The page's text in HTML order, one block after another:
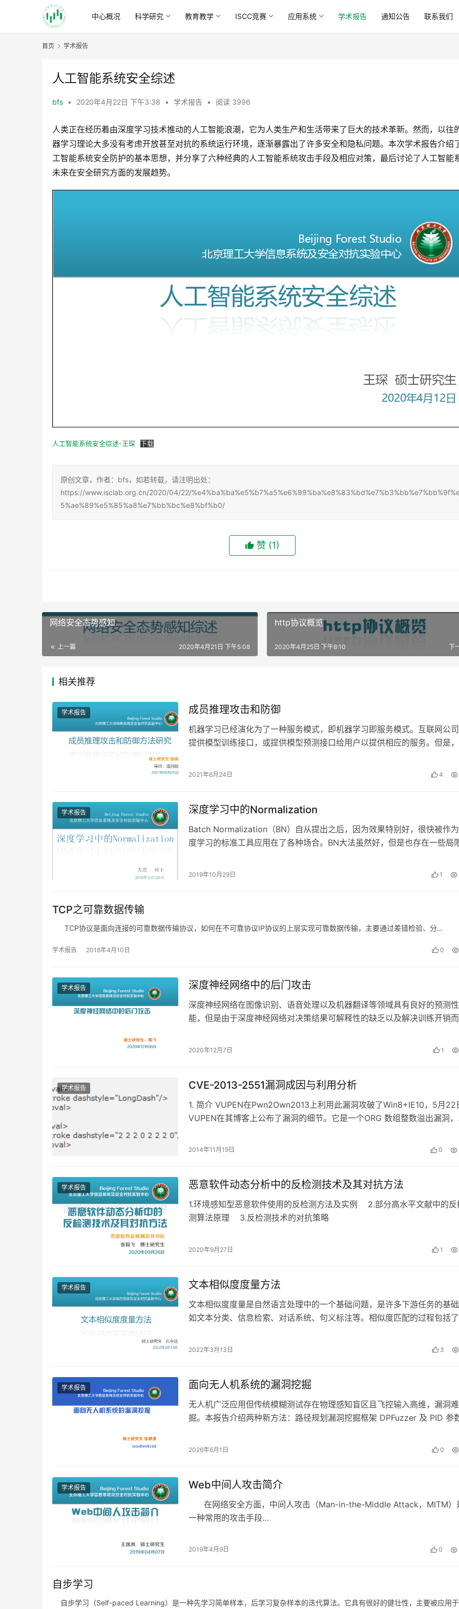
中心概况 科学研究 教育教学 ISCC竞赛 应用系统 学术报告 通知公告 联系我们
首页 学术报告
人工智能系统安全综述
bfs • 2020年4月22日 下午3:38 • 学术报告 • 阅读 3996
人类正在经历着由深度学习技术推动的人工智能浪潮，它为人类生产和生活带来了巨大的技术革新。然而，以往
器学习理论大多没有考虑开放甚至对抗的系统运行环境，逐渐暴露出了许多安全和隐私问题。本次学术报告介绍
工智能系统安全防护的基本思想，并分享了六种经典的人工智能系统攻击手段及相应对策，最后讨论了人工智能
未来在安全研究方面的发展趋势。
人工智能系统安全综述-王琛 下载
原创文章，作者：bfs，如若转载，请注明出处：
https://www.isclab.org.cn/2020/04/22/
5%ae%89%e5%85%a8%e7%bb%bc%e8%bf%b0/
赞 (1)
网络安全态势感知
上一篇 2020年4月21日 下午5:08
http协议概览
下
2020年4月25日 下午8:10
相关推荐
学术报告 成员推理攻击和防御
机器学习已经演化为了一种服务模式，即机器学习即服务模式。互联网公
提供模型训练接口，或提供模型预测接口给用户以提供相应的服务。但是
2021年6月24日 4
学术报告 深度学习中的Normalization
Batch Normalization（BN）自从提出之后，因为效果特别好，很快被作
度学习的标准工具应用在了各种场合。BN大法虽然好，但是也存在一些局
2019年10月29日 1
TCP之可靠数据传输
TCP协议是面向连接的可靠数据传输协议，如何在不可靠协议IP协议的上层实现可靠数据传输，主要通过差错检验、分…
学术报告 2018年4月10日 0
学术报告 深度神经网络中的后门攻击
深度神经网络在图像识别、语音处理以及机器翻译等领域具有良好的预测性
能，但是由于深度神经网络对决策结果可解释性的缺乏以及解决训练开销
2020年12月7日 1
学术报告 CVE-2013-2551漏洞成因与利用分析
1. 简介 VUPEN在Pwn2Own2013上利用此漏洞攻破了Win8+IE10，5月22
VUPEN在其博客上公布了漏洞的细节。它是一个ORG 数组整数溢出漏洞
2014年11月19日 0
学术报告 恶意软件动态分析中的反检测技术及其对抗方法
1.环境感知型恶意软件使用的反检测方法及实例 2.部分高水平文献中的反
测算法原理 3.反检测技术的对抗策略
2020年9月27日 1
学术报告 文本相似度度量方法
文本相似度度量是自然语言处理中的一个基础问题，是许多下游任务的基
如文本分类、信息检索、对话系统、句义标注等。相似度匹配的过程包括
2022年3月13日 3
学术报告 面向无人机系统的漏洞挖掘
无人机广泛应用但传统模糊测试存在物理感知盲区且飞控输入高维，漏洞
掘。本报告介绍两种新方法：路径规划漏洞挖掘框架 DPFuzzer 及 PID 参
2026年6月1日 0
学术报告 Web中间人攻击简介
在网络安全方面，中间人攻击（Man-in-the-Middle Attack，MITM）
一种常用的攻击手段…
2019年4月9日 0
自步学习
自步学习（Self-paced Learning）是一种先学习简单样本，后学习复杂样本的迭代算法。它具有很好的健壮性，主要被应用